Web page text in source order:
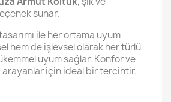
sunar.
ile her ortama uyum
hem de işlevsel olarak her türlü
uyum sağlar. Konfor ve
için ideal bir tercihtir.